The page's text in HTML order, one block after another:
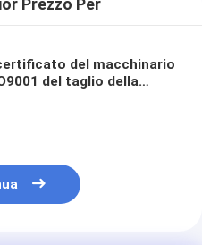
Prezzo Per
del macchinario
del taglio della